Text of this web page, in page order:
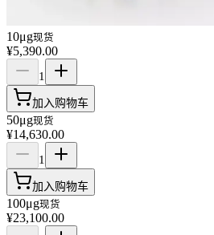
10μg现货
¥5,390.00
1
加入购物车
50μg现货
¥14,630.00
1
加入购物车
100μg现货
¥23,100.00